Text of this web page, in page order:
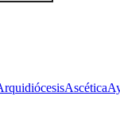
Ascética